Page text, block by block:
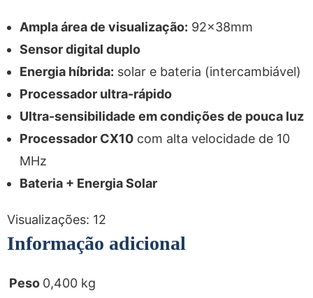
Ampla área de visualização: 92x38mm
Sensor digital duplo
Energia híbrida: solar e bateria (intercambiável)
Processador ultra-rápido
Ultra-sensibilidade em condições de pouca luz
Processador CX10 com alta velocidade de 10
MHz
Bateria + Energia Solar
Visualizações: 12
Informação adicional
Peso 0,400 kg